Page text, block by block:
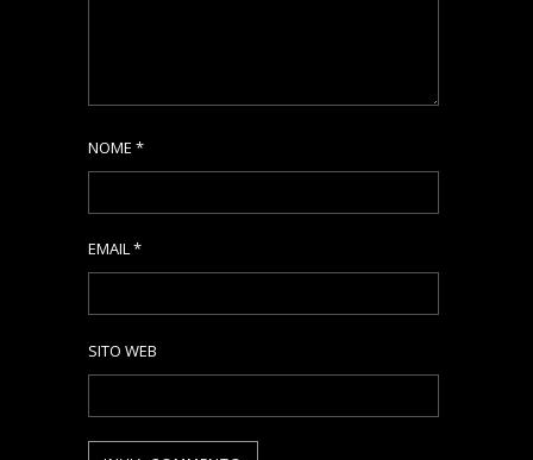
NOME *
EMAIL*
SITO WEB